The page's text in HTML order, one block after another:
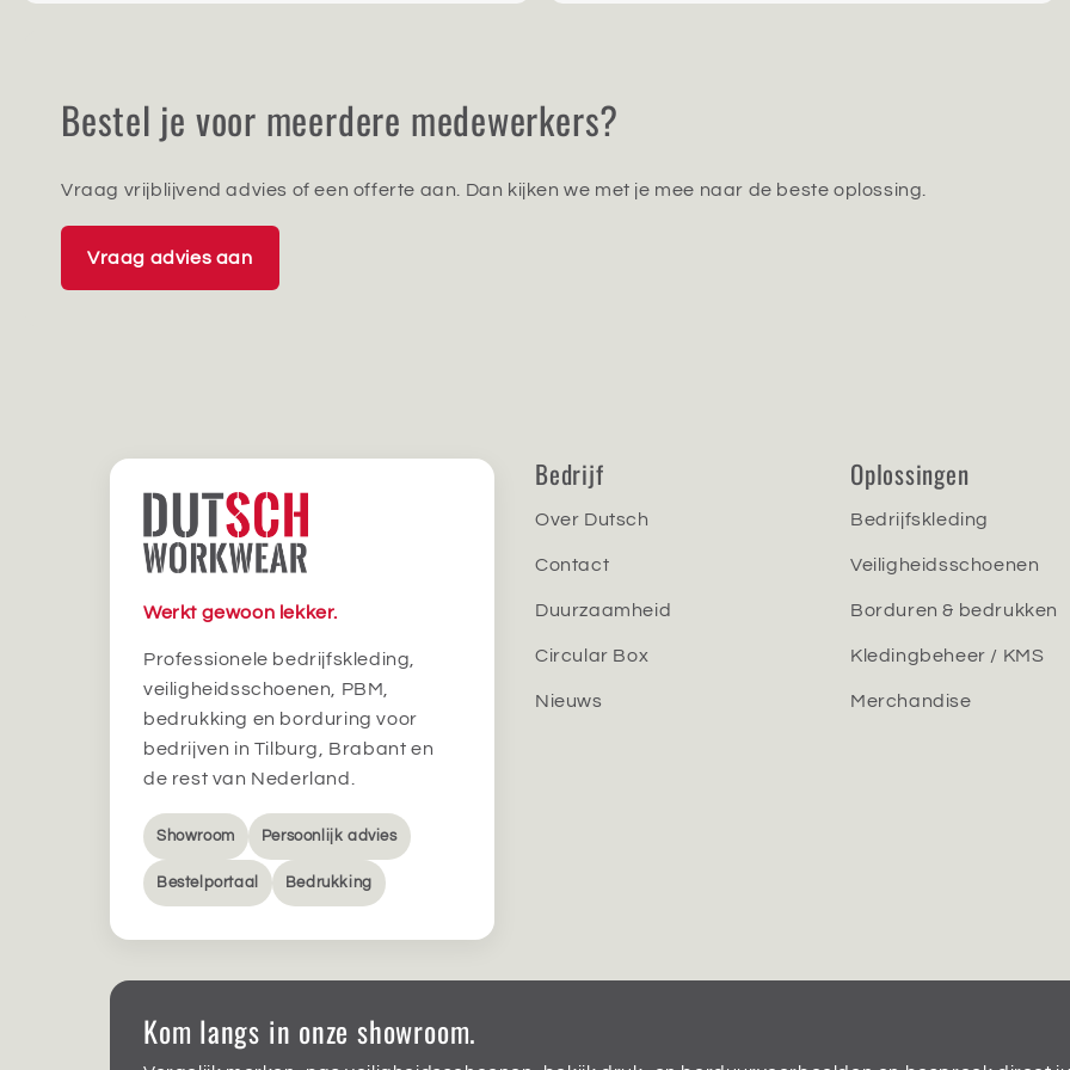
Bestel je voor meerdere medewerkers?
Vraag vrijblijvend advies of een offerte aan. Dan kijken we met je mee naar de beste oplossing.
Vraag advies aan
Werkt gewoon lekker.
Professionele bedrijfskleding,
veiligheidsschoenen, PBM,
bedrukking en borduring voor
bedrijven in Tilburg, Brabant en
de rest van Nederland.
Showroom Persoonlijk advies
Bestelportaal Bedrukking
Bedrijf
Over Dutsch
Contact
Duurzaamheid
Circular Box
Nieuws
Oplossingen
Bedrijfskleding
Veiligheidsschoenen
Borduren & bedrukken
Kledingbeheer / KMS
Merchandise
Kom langs in onze showroom.